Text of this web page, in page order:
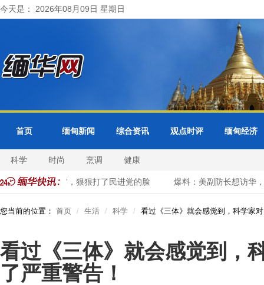
今天是： 2026年08月09日 星期日
首页 缅甸新闻 综合资讯 观点时评 缅甸经济
科学 时尚 烹调 健康
陆行“未失联”，狠狠打了民进党的脸 爆料：美副防长想访华，“
您当前的位置： 首页 生活 科学 看过《三体》就会感觉到，科学家
看过《三体》就会感觉到，
了严重警告！